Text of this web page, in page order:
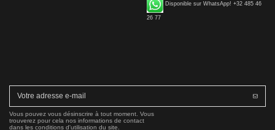
Disponible sur WhatsApp! +32 485 46
26 77
Vous pouvez vous désinscrire à tout moment. Vous
trouverez pour cela nos informations de contact
dans les conditions d'utilisation du site.